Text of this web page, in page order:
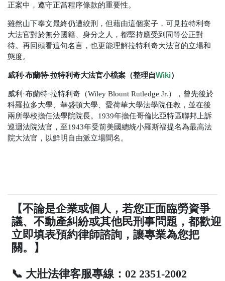
正案中，遵守正當程序條款的重要性。
雖然山下奉文最終仍遭絞刑，但藉由這個案子，可見拉特利奇
大法官對於無分國籍、身分之人，都堅持應受到同等公正對
待。再回頭看這句名言，也更能理解拉特利奇大法官的立場和
態度。
威利·布蘭特·拉特利奇大法官小檔案（整理自Wiki）
威利·布蘭特·拉特利奇（Wiley Blount Rutledge Jr.），曾先後於
科羅拉多大學、華盛頓大學、愛荷華大學法學院任教，並在後
兩所學校擔任法學院院長。1939年擔任哥倫比亞特區聯邦上訴
巡迴法院法官，至1943年受前美國總統小羅斯福提名為最高法
院大法官，以鮮明自由派立場聞名。
【不論是企業或個人，若您正面臨勞資爭
議、不動產糾紛或其他民刑事問題，都歡迎
立即填表預約律師諮詢，讓專業為您把
關。】
📞 大壯法律客服專線：02 2351-2002